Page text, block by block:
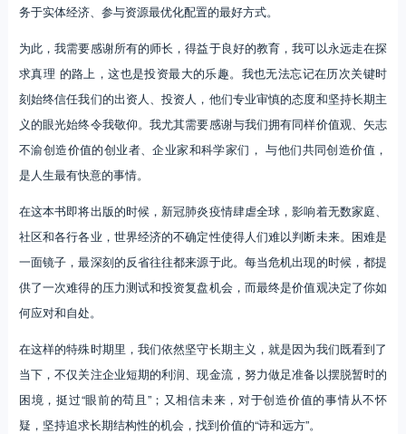
务于实体经济、参与资源最优化配置的最好方式。
为此，我需要感谢所有的师长，得益于良好的教育，我可以永远走在探
求真理 的路上，这也是投资最大的乐趣。我也无法忘记在历次关键时
刻始终信任我们的出资人、投资人，他们专业审慎的态度和坚持长期主
义的眼光始终令我敬仰。我尤其需要感谢与我们拥有同样价值观、矢志
不渝创造价值的创业者、企业家和科学家们， 与他们共同创造价值，
是人生最有快意的事情。
在这本书即将出版的时候，新冠肺炎疫情肆虐全球，影响着无数家庭、
社区和各行各业，世界经济的不确定性使得人们难以判断未来。困难是
一面镜子，最深刻的反省往往都来源于此。每当危机出现的时候，都提
供了一次难得的压力测试和投资复盘机会，而最终是价值观决定了你如
何应对和自处。
在这样的特殊时期里，我们依然坚守长期主义，就是因为我们既看到了
当下，不仅关注企业短期的利润、现金流，努力做足准备以摆脱暂时的
困境，挺过“眼前的苟且”；又相信未来，对于创造价值的事情从不怀
疑，坚持追求长期结构性的机会，找到价值的“诗和远方”。